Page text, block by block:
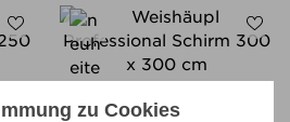
300 x 300 cm
zu Cookies